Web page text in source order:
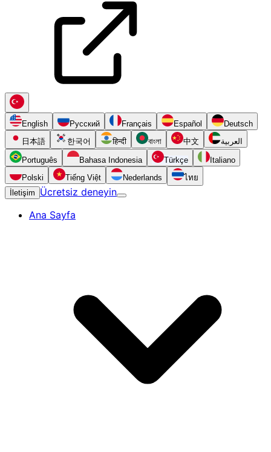
English Русский Français Español
Deutsch
日本語
한국어 हिन्दी বাংলা 中文 العربية
Português Bahasa Indonesia Türkçe
Italiano
Polski
Tiếng Việt Nederlands
ไทย
İletişim
Ücretsiz deneyin
Ana Sayfa